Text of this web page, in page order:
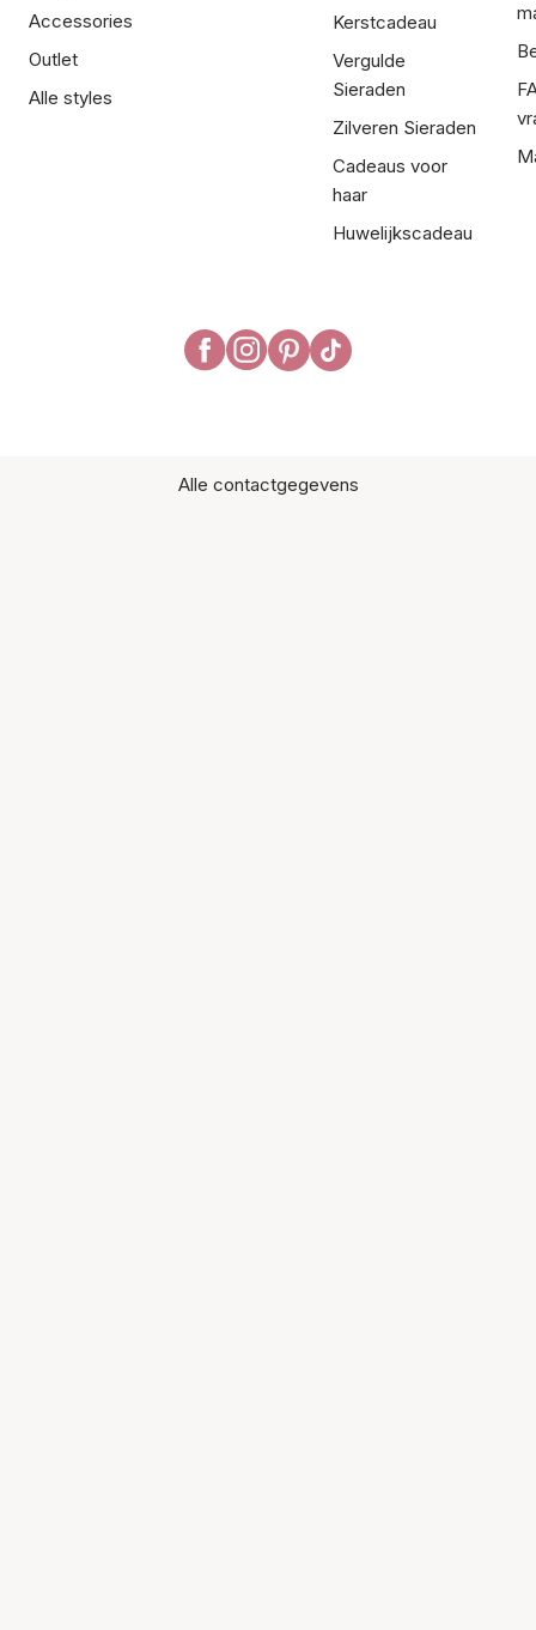
Accessories
Outlet
Alle styles
Kerstcadeau
Vergulde
Sieraden
Zilveren Sieraden
Cadeaus voor
haar
Huwelijkscadeau
Alle contactgegevens